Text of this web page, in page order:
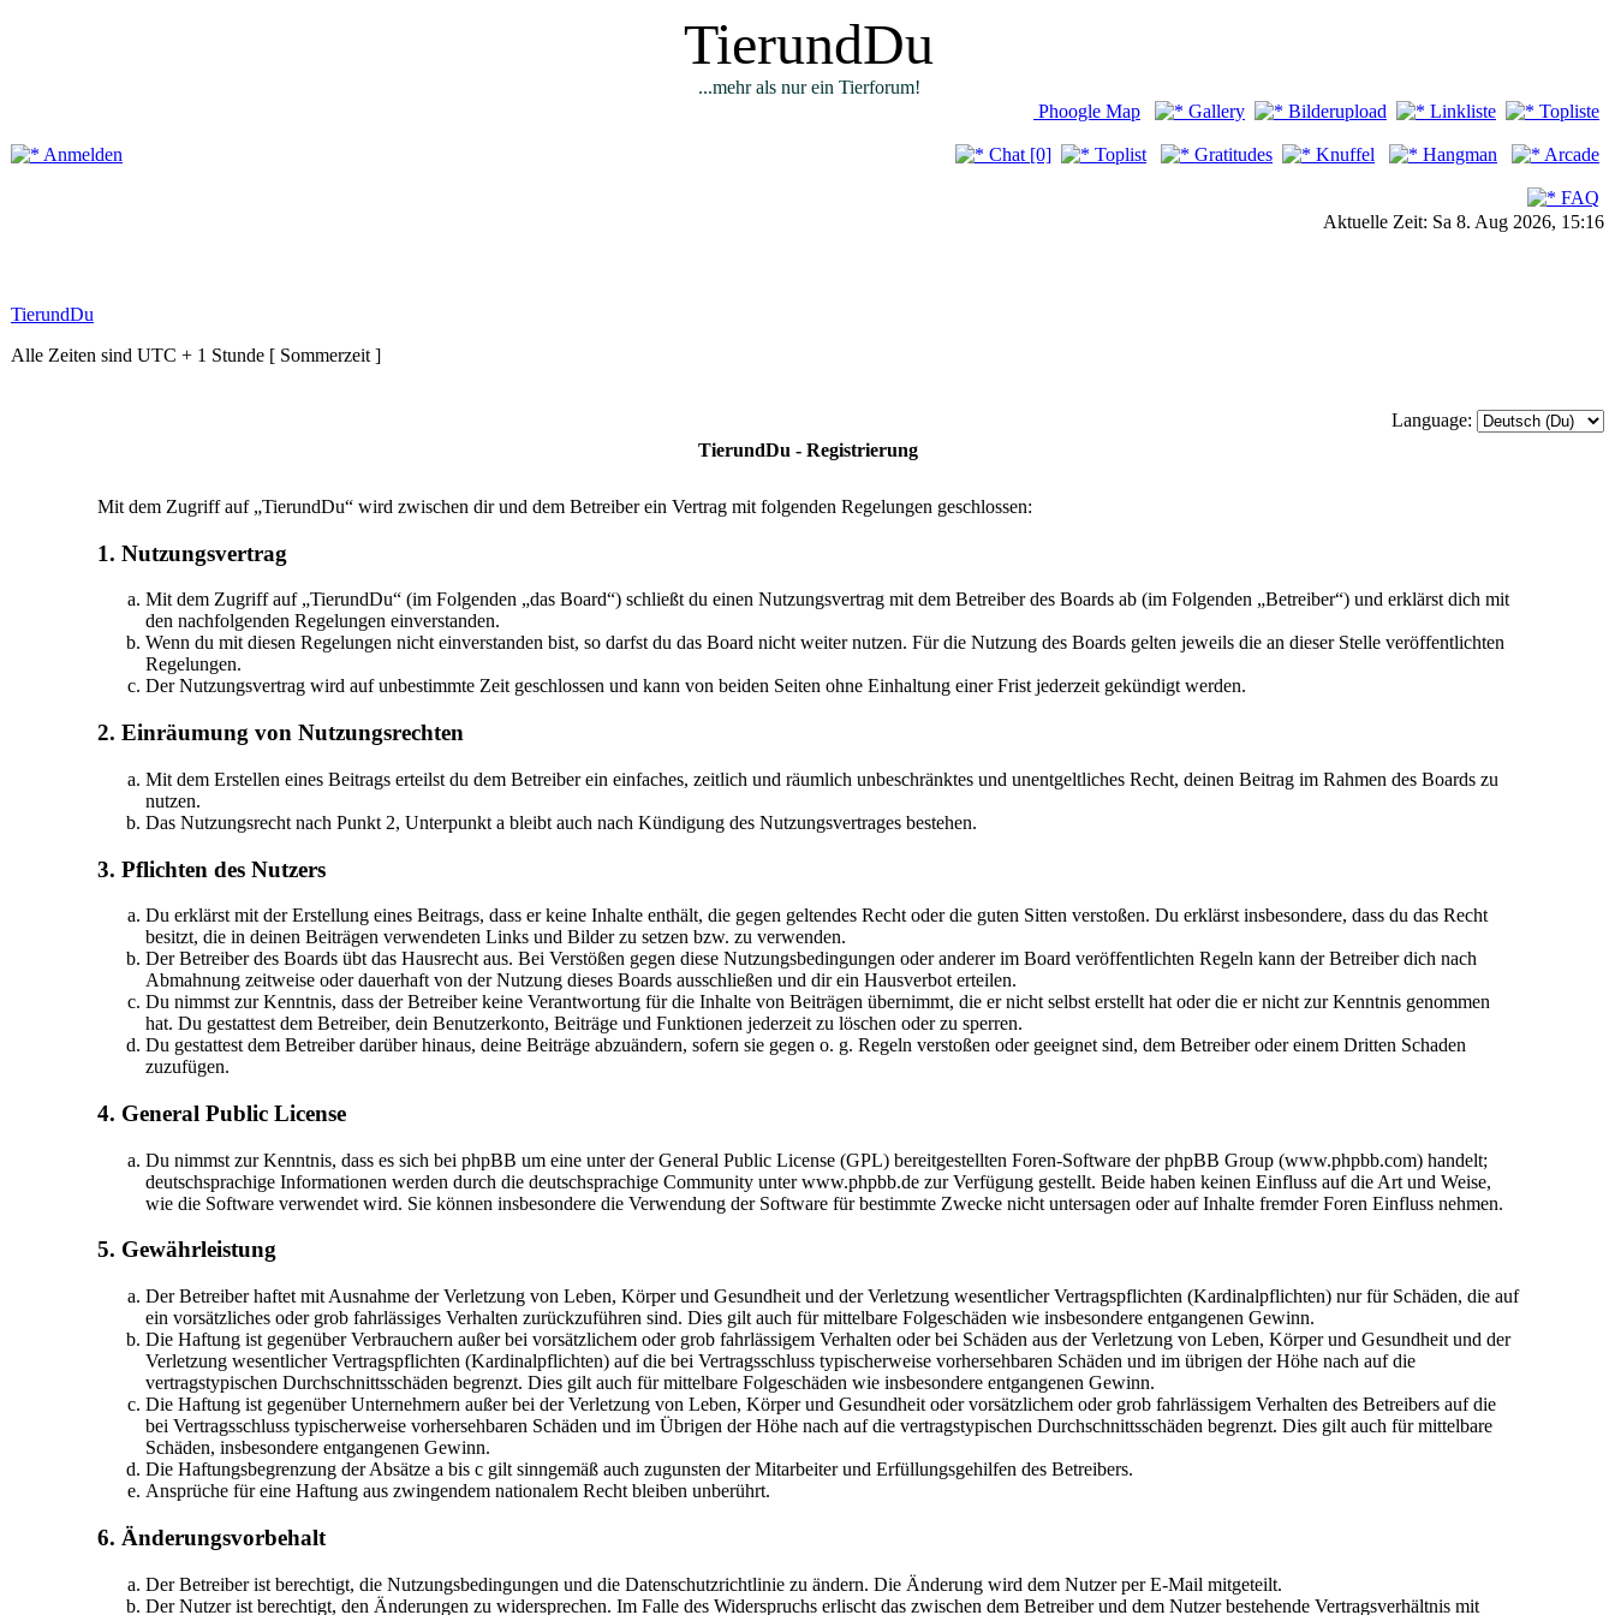
TierundDu
...mehr als nur ein Tierforum!
Anmelden
Phoogle Map Gallery Bilderupload Linkliste Topliste
Chat [0] Toplist Gratitudes Knuffel Hangman Arcade
FAQ
Aktuelle Zeit: Sa 8. Aug 2026, 15:16
TierundDu
Alle Zeiten sind UTC + 1 Stunde [ Sommerzeit ]
Language:
TierundDu - Registrierung
Mit dem Zugriff auf „TierundDu“ wird zwischen dir und dem Betreiber ein Vertrag mit folgenden Regelungen geschlossen:
1. Nutzungsvertrag
Mit dem Zugriff auf „TierundDu“ (im Folgenden „das Board“) schließt du einen Nutzungsvertrag mit dem Betreiber des Boards ab (im Folgenden „Betreiber“) und erklärst dich mit
den nachfolgenden Regelungen einverstanden.
Wenn du mit diesen Regelungen nicht einverstanden bist, so darfst du das Board nicht weiter nutzen. Für die Nutzung des Boards gelten jeweils die an dieser Stelle veröffentlichten
Regelungen.
Der Nutzungsvertrag wird auf unbestimmte Zeit geschlossen und kann von beiden Seiten ohne Einhaltung einer Frist jederzeit gekündigt werden.
2. Einräumung von Nutzungsrechten
Mit dem Erstellen eines Beitrags erteilst du dem Betreiber ein einfaches, zeitlich und räumlich unbeschränktes und unentgeltliches Recht, deinen Beitrag im Rahmen des Boards zu
nutzen.
Das Nutzungsrecht nach Punkt 2, Unterpunkt a bleibt auch nach Kündigung des Nutzungsvertrages bestehen.
3. Pflichten des Nutzers
Du erklärst mit der Erstellung eines Beitrags, dass er keine Inhalte enthält, die gegen geltendes Recht oder die guten Sitten verstoßen. Du erklärst insbesondere, dass du das Recht
besitzt, die in deinen Beiträgen verwendeten Links und Bilder zu setzen bzw. zu verwenden.
Der Betreiber des Boards übt das Hausrecht aus. Bei Verstößen gegen diese Nutzungsbedingungen oder anderer im Board veröffentlichten Regeln kann der Betreiber dich nach
Abmahnung zeitweise oder dauerhaft von der Nutzung dieses Boards ausschließen und dir ein Hausverbot erteilen.
Du nimmst zur Kenntnis, dass der Betreiber keine Verantwortung für die Inhalte von Beiträgen übernimmt, die er nicht selbst erstellt hat oder die er nicht zur Kenntnis genommen
hat. Du gestattest dem Betreiber, dein Benutzerkonto, Beiträge und Funktionen jederzeit zu löschen oder zu sperren.
Du gestattest dem Betreiber darüber hinaus, deine Beiträge abzuändern, sofern sie gegen o. g. Regeln verstoßen oder geeignet sind, dem Betreiber oder einem Dritten Schaden
zuzufügen.
4. General Public License
Du nimmst zur Kenntnis, dass es sich bei phpBB um eine unter der General Public License (GPL) bereitgestellten Foren-Software der phpBB Group (www.phpbb.com) handelt;
deutschsprachige Informationen werden durch die deutschsprachige Community unter www.phpbb.de zur Verfügung gestellt. Beide haben keinen Einfluss auf die Art und Weise,
wie die Software verwendet wird. Sie können insbesondere die Verwendung der Software für bestimmte Zwecke nicht untersagen oder auf Inhalte fremder Foren Einfluss nehmen.
5. Gewährleistung
Der Betreiber haftet mit Ausnahme der Verletzung von Leben, Körper und Gesundheit und der Verletzung wesentlicher Vertragspflichten (Kardinalpflichten) nur für Schäden, die auf
ein vorsätzliches oder grob fahrlässiges Verhalten zurückzuführen sind. Dies gilt auch für mittelbare Folgeschäden wie insbesondere entgangenen Gewinn.
Die Haftung ist gegenüber Verbrauchern außer bei vorsätzlichem oder grob fahrlässigem Verhalten oder bei Schäden aus der Verletzung von Leben, Körper und Gesundheit und der
Verletzung wesentlicher Vertragspflichten (Kardinalpflichten) auf die bei Vertragsschluss typischerweise vorhersehbaren Schäden und im übrigen der Höhe nach auf die
vertragstypischen Durchschnittsschäden begrenzt. Dies gilt auch für mittelbare Folgeschäden wie insbesondere entgangenen Gewinn.
Die Haftung ist gegenüber Unternehmern außer bei der Verletzung von Leben, Körper und Gesundheit oder vorsätzlichem oder grob fahrlässigem Verhalten des Betreibers auf die
bei Vertragsschluss typischerweise vorhersehbaren Schäden und im Übrigen der Höhe nach auf die vertragstypischen Durchschnittsschäden begrenzt. Dies gilt auch für mittelbare
Schäden, insbesondere entgangenen Gewinn.
Die Haftungsbegrenzung der Absätze a bis c gilt sinngemäß auch zugunsten der Mitarbeiter und Erfüllungsgehilfen des Betreibers.
Ansprüche für eine Haftung aus zwingendem nationalem Recht bleiben unberührt.
6. Änderungsvorbehalt
Der Betreiber ist berechtigt, die Nutzungsbedingungen und die Datenschutzrichtlinie zu ändern. Die Änderung wird dem Nutzer per E-Mail mitgeteilt.
Der Nutzer ist berechtigt, den Änderungen zu widersprechen. Im Falle des Widerspruchs erlischt das zwischen dem Betreiber und dem Nutzer bestehende Vertragsverhältnis mit